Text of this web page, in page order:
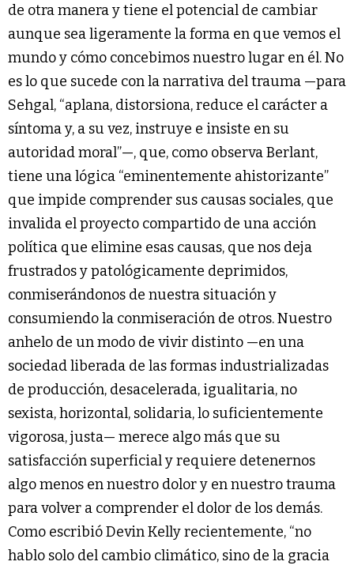
de otra manera y tiene el potencial de cambiar
aunque sea ligeramente la forma en que vemos el
mundo y cómo concebimos nuestro lugar en él. No
es lo que sucede con la narrativa del trauma —para
Sehgal, “aplana, distorsiona, reduce el carácter a
síntoma y, a su vez, instruye e insiste en su
autoridad moral”—, que, como observa Berlant,
tiene una lógica “eminentemente ahistorizante”
que impide comprender sus causas sociales, que
invalida el proyecto compartido de una acción
política que elimine esas causas, que nos deja
frustrados y patológicamente deprimidos,
conmiserándonos de nuestra situación y
consumiendo la conmiseración de otros. Nuestro
anhelo de un modo de vivir distinto —en una
sociedad liberada de las formas industrializadas
de producción, desacelerada, igualitaria, no
sexista, horizontal, solidaria, lo suficientemente
vigorosa, justa— merece algo más que su
satisfacción superficial y requiere detenernos
algo menos en nuestro dolor y en nuestro trauma
para volver a comprender el dolor de los demás.
Como escribió Devin Kelly recientemente, “no
hablo solo del cambio climático, sino de la gracia